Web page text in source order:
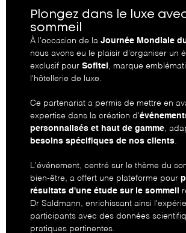
Plongez dans le luxe
sommeil
À l'occasion de la Journée Mondiale du
nous avons eu le plaisir d'organiser un
exclusif pour Sofitel , marque
l'hôtellerie de luxe.
Ce partenariat a permis de mettre en
expertise dans la création d'
personnalisés et haut de gamme,
besoins spécifiques de nos clients.
L'événement, centré sur le thème du
bien-être, a offert une plateforme pour
résultats d'une étude sur le sommeil
Dr Saldmann, enrichissant ainsi
participants avec des données
pratiques pertinentes.